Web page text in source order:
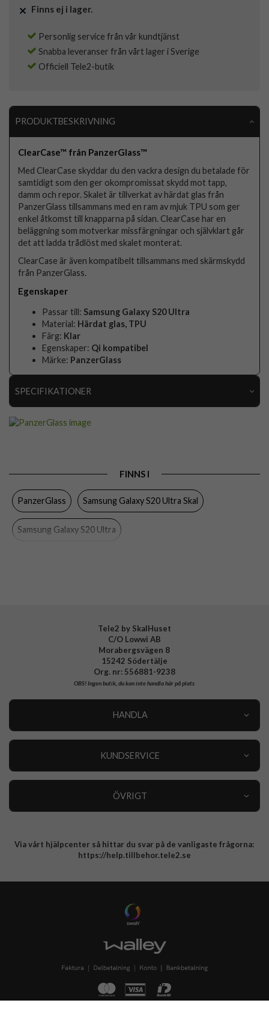
Finns ej i lager.
Personlig service från vår kundtjänst
Snabba leveranser från vårt lager i Sverige
Officiell Tele2-butik
PRODUKTBESKRIVNING
ClearCase™ från PanzerGlass™
Med ClearCase skyddar du den vackra design du betalade för
samtidigt som den ger okompromissat skydd mot tapp,
damm och repor. Skalet är tillverkat av härdat glas från
PanzerGlass tillsammans med en ram av mjuk TPU som ger
enkel åtkomst till knapparna på sidan. ClearCase har en
beläggning som motverkar missfärgningar och självklart går
det att ladda trådlöst med skalet monterat.
ClearCase är även kompatibelt tillsammans med skärmskydd
från PanzerGlass.
Egenskaper
Passar till: Samsung Galaxy S20 Ultra
Material: Härdat glas, TPU
Färg: Klar
Egenskaper: Qi kompatibel
Märke: PanzerGlass
SPECIFIKATIONER
Trådlös laddning-kompatibel
Färg Genomskinlig
FINNS I
PanzerGlass Samsung Galaxy S20 Ultra Skal
Samsung Galaxy S20 Ultra
Tele2 by SkalHuset
C/O Lowwi AB
Morabergsvägen 8
15242 Södertälje
Org. nr: 556881-9238
OBS!Ingen butik, du kan inte handla här på plats
HANDLA
KUNDSERVICE
ÖVRIGT
Integritetspolicy
Via vårt hjälpcenter så hittar du svar på de vanligaste frågorna:
https://help.tillbehor.tele2.se